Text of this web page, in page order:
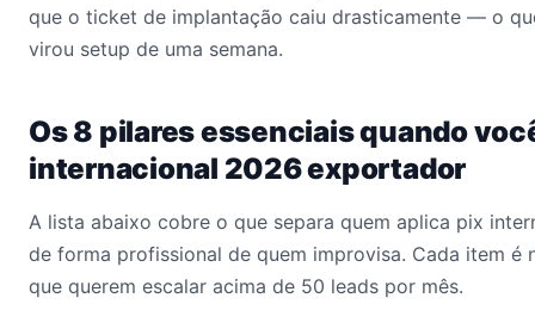
que o ticket de implantação caiu drasticamente — o
virou setup de uma semana.
Os 8 pilares essenciais quando
internacional 2026 exportador
A lista abaixo cobre o que separa quem aplica pix
de forma profissional de quem improvisa. Cada item é
que querem escalar acima de 50 leads por mês.